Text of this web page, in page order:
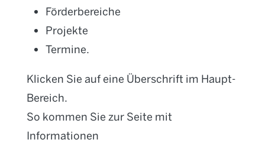
Förderbereiche
Projekte
Termine.
Klicken Sie auf eine Überschrift im Haupt-
Bereich.
So kommen Sie zur Seite mit
Informationen